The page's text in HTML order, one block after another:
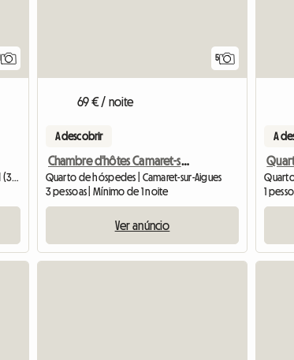
5
69 € / noite
A descobrir
Chambre d'hôtes Camaret-sur-Aigues
Quarto de hóspedes | Camaret-sur-Aigues
3 pessoas | Mínimo de 1 noite
Ver anúncio
A
1